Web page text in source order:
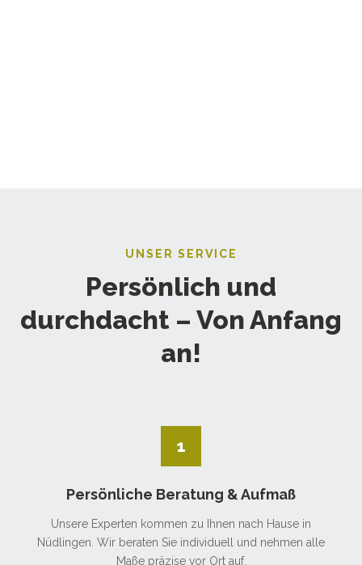
UNSER SERVICE
Persönlich und
durchdacht – Von Anfang
an!
1
Persönliche Beratung & Aufmaß
Unsere Experten kommen zu Ihnen nach Hause in
Nüdlingen. Wir beraten Sie individuell und nehmen alle
Maße präzise vor Ort auf.